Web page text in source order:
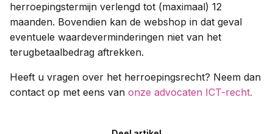
herroepingstermijn verlengd tot (maximaal) 12
maanden. Bovendien kan de webshop in dat geval
eventuele waardeverminderingen niet van het
terugbetaalbedrag aftrekken.
Heeft u vragen over het herroepingsrecht? Neem dan
contact op met eens van onze advocaten ICT-recht.